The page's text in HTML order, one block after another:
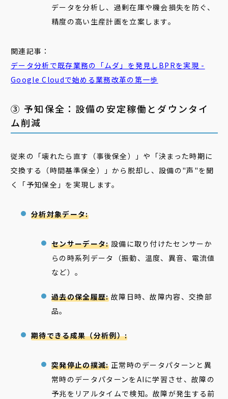
データを分析し、過剰在庫や機会損失を防ぐ、
精度の高い生産計画を立案します。
関連記事：
データ分析で既存業務の「ムダ」を発見しBPRを実現 -
Google Cloudで始める業務改革の第一歩
③ 予知保全：設備の安定稼働とダウンタイ
ム削減
従来の「壊れたら直す（事後保全）」や「決まった時期に
交換する（時間基準保全）」から脱却し、設備の"声"を聞
く「予知保全」を実現します。
分析対象データ:
センサーデータ:設備に取り付けたセンサーか
らの時系列データ（振動、温度、異音、電流値
など）。
過去の保全履歴:故障日時、故障内容、交換部
品。
期待できる成果（分析例）:
突発停止の撲滅:正常時のデータパターンと異
常時のデータパターンをAIに学習させ、故障の
予兆をリアルタイムで検知。故障が発生する前